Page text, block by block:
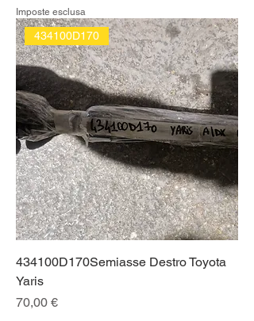
Imposte esclusa
434100D170
434100D170Semiasse Destro Toyota
Yaris
Prezzo
70,00 €